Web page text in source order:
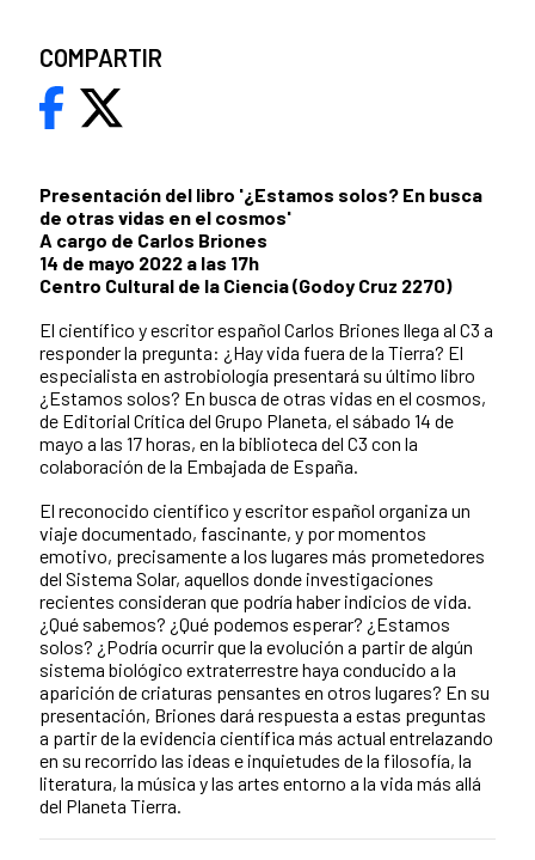
Presentación del libro '¿Estamos solos? En busca
de otras vidas en el cosmos'
A cargo de Carlos Briones
14 de mayo 2022 a las 17h
Centro Cultural de la Ciencia (Godoy Cruz 2270)
El científico y escritor español Carlos Briones llega al C3 a
responder la pregunta: ¿Hay vida fuera de la Tierra? El
especialista en astrobiología presentará su último libro
¿Estamos solos? En busca de otras vidas en el cosmos,
de Editorial Crítica del Grupo Planeta, el sábado 14 de
mayo a las 17 horas, en la biblioteca del C3 con la
colaboración de la Embajada de España.
El reconocido científico y escritor español organiza un
viaje documentado, fascinante, y por momentos
emotivo, precisamente a los lugares más prometedores
del Sistema Solar, aquellos donde investigaciones
recientes consideran que podría haber indicios de vida.
¿Qué sabemos? ¿Qué podemos esperar? ¿Estamos
solos? ¿Podría ocurrir que la evolución a partir de algún
sistema biológico extraterrestre haya conducido a la
aparición de criaturas pensantes en otros lugares? En su
presentación, Briones dará respuesta a estas preguntas
a partir de la evidencia científica más actual entrelazando
en su recorrido las ideas e inquietudes de la filosofía, la
literatura, la música y las artes entorno a la vida más allá
del Planeta Tierra.
COMPARTIR